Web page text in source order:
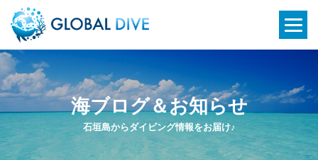
石垣島からダイビング情報をお届け♪
海ブログ＆お知らせ